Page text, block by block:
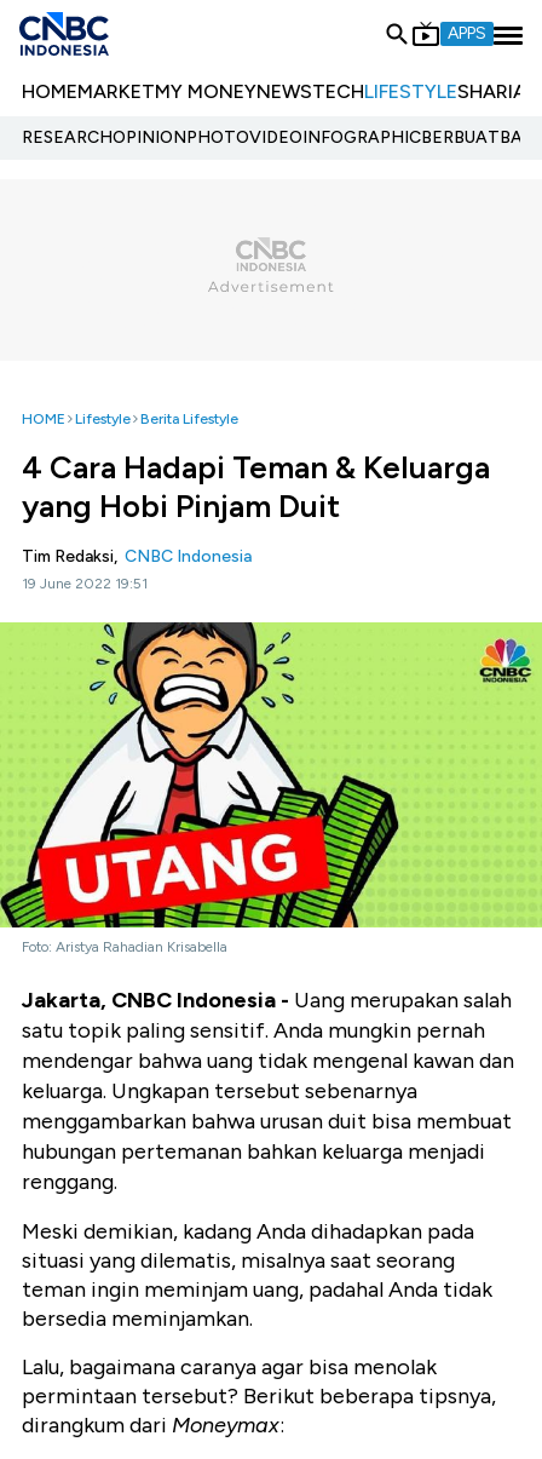
APPS
HOMEMARKETMY MONEYNEWSTECHLIFESTYLESHARIA
RESEARCHOPINIONPHOTOVIDEOINFOGRAPHIC
HOME Lifestyle Berita Lifestyle
4 Cara Hadapi Teman & Keluarga
yang Hobi Pinjam Duit
Tim Redaksi, CNBC Indonesia
19 June 2022 19:51
Foto: Aristya Rahadian Krisabella
Jakarta, CNBC Indonesia - Uang merupakan salah
satu topik paling sensitif. Anda mungkin pernah
mendengar bahwa uang tidak mengenal kawan dan
keluarga. Ungkapan tersebut sebenarnya
menggambarkan bahwa urusan duit bisa membuat
hubungan pertemanan bahkan keluarga menjadi
renggang.
Meski demikian, kadang Anda dihadapkan pada
situasi yang dilematis, misalnya saat seorang
teman ingin meminjam uang, padahal Anda tidak
bersedia meminjamkan.
Lalu, bagaimana caranya agar bisa menolak
permintaan tersebut? Berikut beberapa tipsnya,
dirangkum dari Moneymax: